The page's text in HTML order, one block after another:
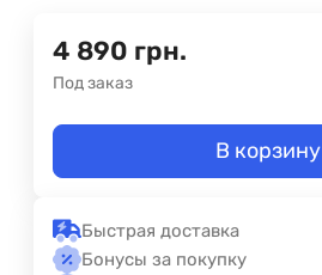
4 890 грн.
Под заказ
В корзину
Быстрая доставка
Бонусы за покупку